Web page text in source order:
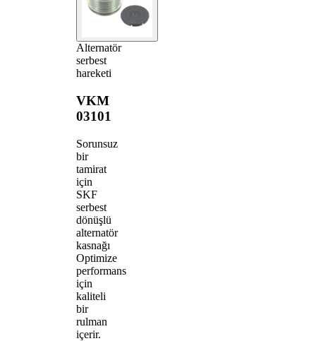
Alternatör
serbest
hareketi
VKM
03101
Sorunsuz
bir
tamirat
için
SKF
serbest
dönüşlü
alternatör
kasnağı
Optimize
performans
için
kaliteli
bir
rulman
içerir.